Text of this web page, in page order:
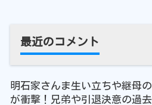
最近のコメント
明石家さんま生い立ちや継母
が衝撃！兄弟や引退決意の過